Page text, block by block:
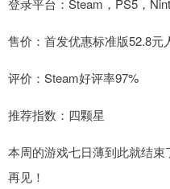
登录平台：Steam，PS5，
售价：首发优惠标准版52.8元
评价：Steam好评率97%
推荐指数：四颗星
本周的游戏七日薄到此就结
再见！